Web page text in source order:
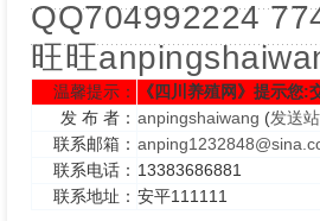
QQ704992224
旺旺
温馨提示：
《四川养殖网》提示您
发 布 者： anpingshaiwang (发送
联系邮箱：
联系电话： 13383686881
联系地址： 安平111111